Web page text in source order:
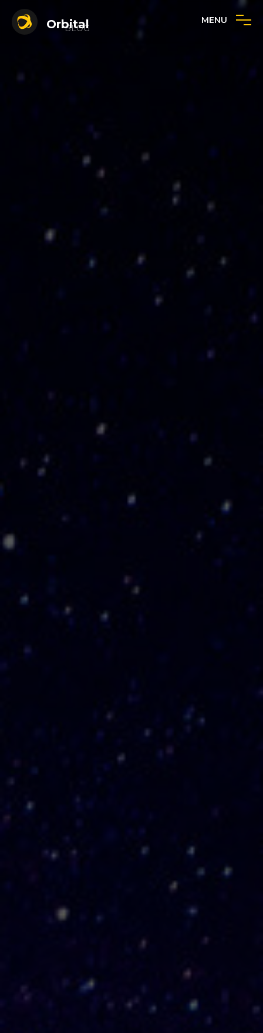
Orbital
BLOG
MENU